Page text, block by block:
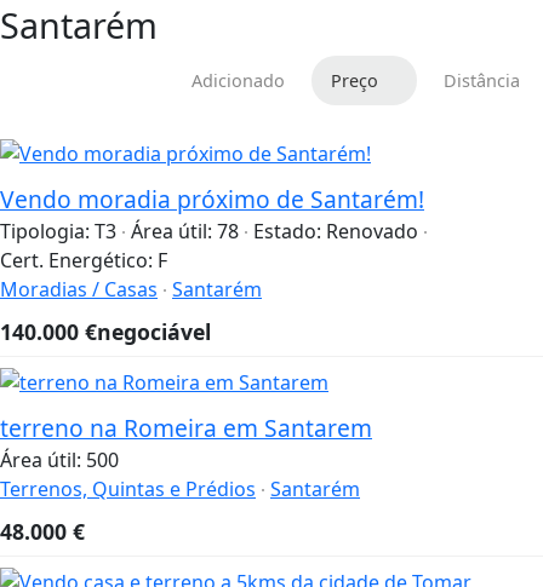
Santarém
Adicionado Preço Distância
Vendo moradia próximo de Santarém!
Tipologia: T3 Área útil: 78 Estado: Renovado
Cert. Energético: F
Moradias / Casas Santarém
140.000 €negociável
terreno na Romeira em Santarem
Área útil: 500
Terrenos, Quintas e Prédios Santarém
48.000 €